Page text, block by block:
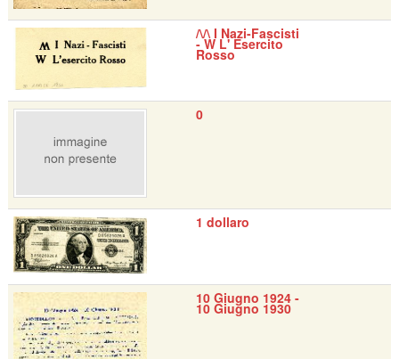
/\/\ I Nazi-Fascisti
- W L' Esercito
Rosso
0
1 dollaro
10 Giugno 1924 -
10 Giugno 1930